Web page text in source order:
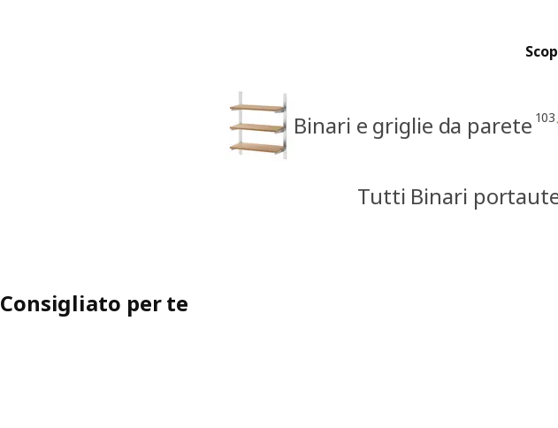
Binari e griglie da parete 103
Tutti Binari
Consigliato per te